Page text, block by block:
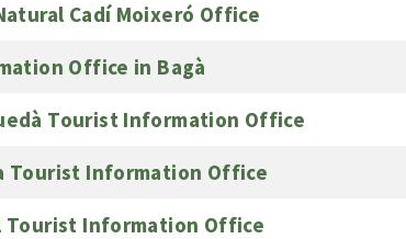
Cadí Moixeró Office
Office in Bagà
Tourist Information Office
Tourist Information Office
Tourist Information Office